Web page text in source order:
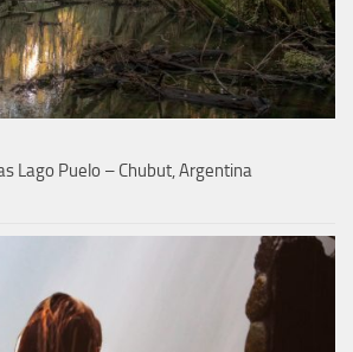
Lago Puelo – Chubut, Argentina